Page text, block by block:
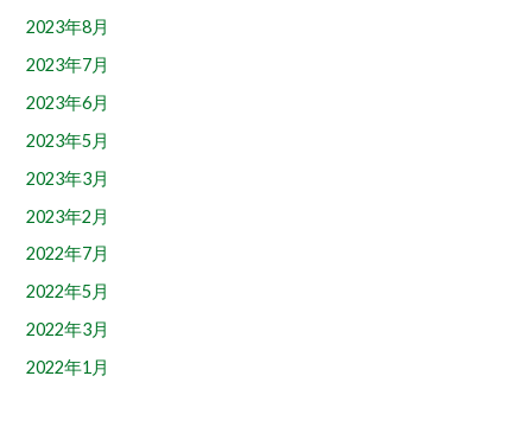
2023年8月
2023年7月
2023年6月
2023年5月
2023年3月
2023年2月
2022年7月
2022年5月
2022年3月
2022年1月